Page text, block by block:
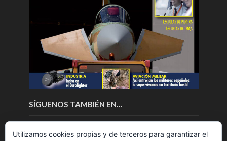
SÍGUENOS TAMBIÉN EN…
Utilizamos cookies propias y de terceros para garantizar el